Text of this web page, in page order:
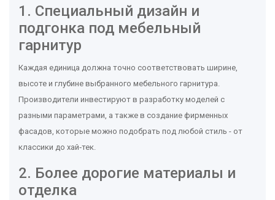
1. Специальный дизайн и
подгонка под мебельный
гарнитур
Каждая единица должна точно соответствовать ширине,
высоте и глубине выбранного мебельного гарнитура.
Производители инвестируют в разработку моделей с
разными параметрами, а также в создание фирменных
фасадов, которые можно подобрать под любой стиль - от
классики до хай‑тек.
2. Более дорогие материалы и
отделка